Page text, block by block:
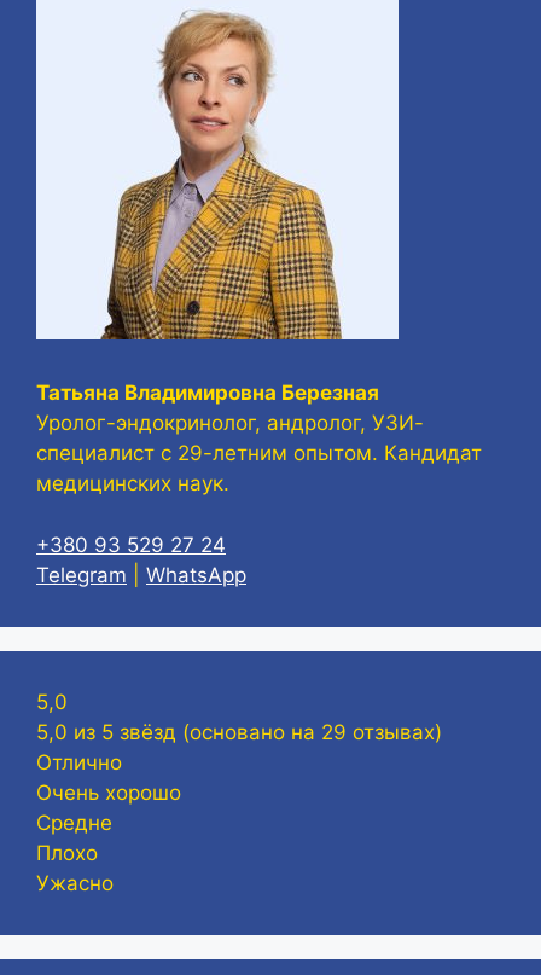
Татьяна Владимировна Березная
Уролог-эндокринолог, андролог, УЗИ-
специалист с 29-летним опытом. Кандидат
медицинских наук.
+380 93 529 27 24
Telegram
WhatsApp
5,0
5,0 из 5 звёзд (основано на 29 отзывах)
Отлично
Очень хорошо
Средне
Плохо
Ужасно